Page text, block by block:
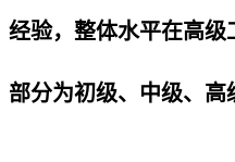
经验，整体水平在高级
部分为初级、中级、高